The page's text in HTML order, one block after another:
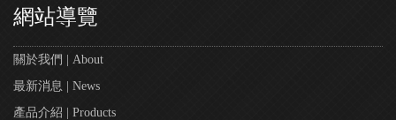
網站導覽
關於我們 | About
最新消息 | News
產品介紹 | Products